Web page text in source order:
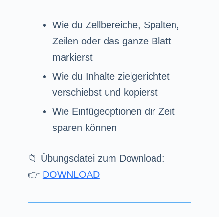
Wie du Zellbereiche, Spalten,
Zeilen oder das ganze Blatt
markierst
Wie du Inhalte zielgerichtet
verschiebst und kopierst
Wie Einfügeoptionen dir Zeit
sparen können
📁 Übungsdatei zum Download:
👉 DOWNLOAD